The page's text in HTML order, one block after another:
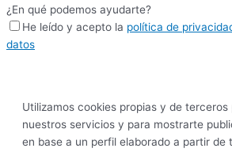
¿En qué podemos ayudarte?
He leído y acepto la política de
datos
Utilizamos cookies propias y de terceros
nuestros servicios y para mostrarte
en base a un perfil elaborado a partir de